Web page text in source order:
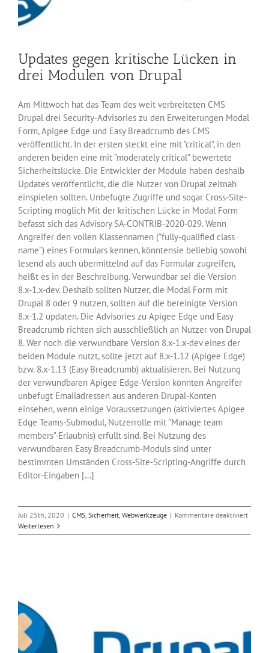
Updates gegen kritische Lücken in
drei Modulen von Drupal
Am Mittwoch hat das Team des weit verbreiteten CMS
Drupal drei Security-Advisories zu den Erweiterungen Modal
Form, Apigee Edge und Easy Breadcrumb des CMS
veröffentlicht. In der ersten steckt eine mit "critical", in den
anderen beiden eine mit "moderately critical" bewertete
Sicherheitslücke. Die Entwickler der Module haben deshalb
Updates veröffentlicht, die die Nutzer von Drupal zeitnah
einspielen sollten. Unbefugte Zugriffe und sogar Cross-Site-
Scripting möglich Mit der kritischen Lücke in Modal Form
befasst sich das Advisory SA-CONTRIB-2020-029. Wenn
Angreifer den vollen Klassennamen ("fully-qualified class
name") eines Formulars kennen, könntensie beliebig sowohl
lesend als auch übermittelnd auf das Formular zugreifen,
heißt es in der Beschreibung. Verwundbar sei die Version
8.x-1.x-dev. Deshalb sollten Nutzer, die Modal Form mit
Drupal 8 oder 9 nutzen, sollten auf die bereinigte Version
8.x-1.2 updaten. Die Advisories zu Apigee Edge und Easy
Breadcrumb richten sich ausschließlich an Nutzer von Drupal
8. Wer noch die verwundbare Version 8.x-1.x-dev eines der
beiden Module nutzt, sollte jetzt auf 8.x-1.12 (Apigee Edge)
bzw. 8.x-1.13 (Easy Breadcrumb) aktualisieren. Bei Nutzung
der verwundbaren Apigee Edge-Version könnten Angreifer
unbefugt Emailadressen aus anderen Drupal-Konten
einsehen, wenn einige Voraussetzungen (aktiviertes Apigee
Edge Teams-Submodul, Nutzerrolle mit "Manage team
members"-Erlaubnis) erfüllt sind. Bei Nutzung des
verwundbaren Easy Breadcrumb-Moduls sind unter
bestimmten Umständen Cross-Site-Scripting-Angriffe durch
Editor-Eingaben [...]
Juli 25th, 2020 | CMS, Sicherheit, Webwerkzeuge | Kommentare deaktiviertfür
gegen
Weiterlesen